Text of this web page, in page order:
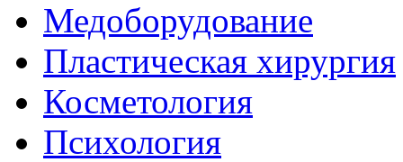
Медоборудование
Пластическая хирургия
Косметология
Психология